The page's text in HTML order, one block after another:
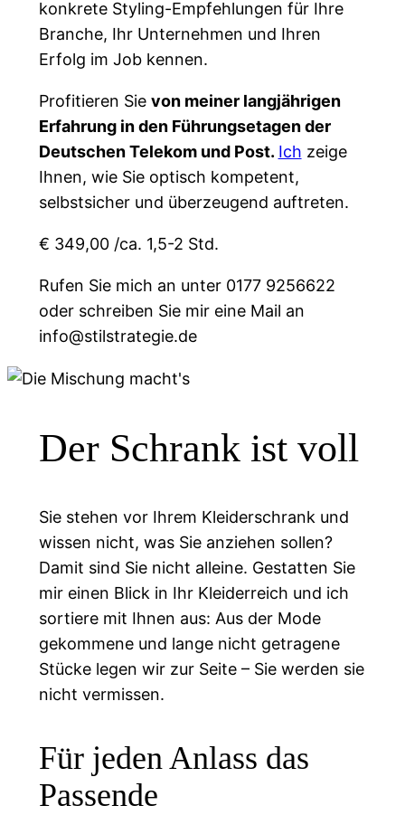
konkrete Styling-Empfehlungen für Ihre
Branche, Ihr Unternehmen und Ihren
Erfolg im Job kennen.
Profitieren Sie von meiner langjährigen
Erfahrung in den Führungsetagen der
Deutschen Telekom und Post. Ich zeige
Ihnen, wie Sie optisch kompetent,
selbstsicher und überzeugend auftreten.
€ 349,00 /ca. 1,5-2 Std.
Rufen Sie mich an unter 0177 9256622
oder schreiben Sie mir eine Mail an
info@stilstrategie.de
Der Schrank ist voll
Sie stehen vor Ihrem Kleiderschrank und
wissen nicht, was Sie anziehen sollen?
Damit sind Sie nicht alleine. Gestatten Sie
mir einen Blick in Ihr Kleiderreich und ich
sortiere mit Ihnen aus: Aus der Mode
gekommene und lange nicht getragene
Stücke legen wir zur Seite – Sie werden sie
nicht vermissen.
Für jeden Anlass das
Passende